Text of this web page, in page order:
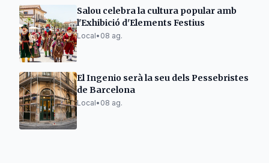
Salou celebra la cultura popular amb
l'Exhibició d'Elements Festius
Local• 08 ag.
El Ingenio serà la seu dels Pessebristes
de Barcelona
Local• 08 ag.